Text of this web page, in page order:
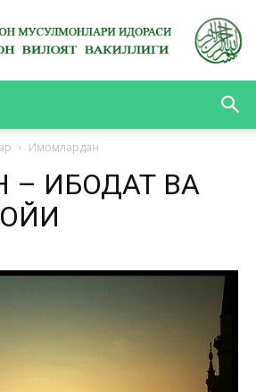
ВИЛОЯТ
ВАКИЛЛИГИ
Имомлардан
– ИБОДАТ ВА